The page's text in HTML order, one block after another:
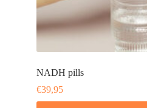
NADH pills
€39,95